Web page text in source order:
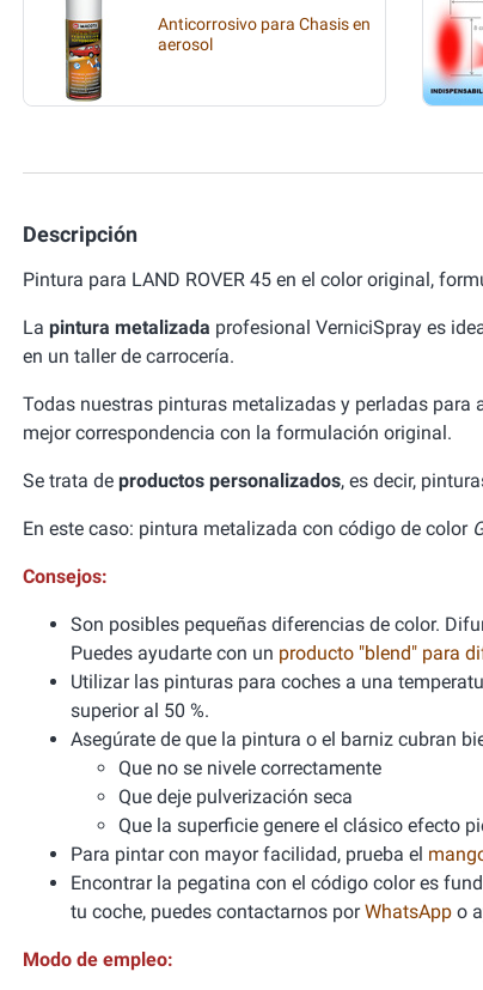
Anticorrosivo para Chasis en
aerosol
Descripción
Pintura para LAND ROVER 45 en el color original,
La pintura metalizada profesional VerniciSpray es
en un taller de carrocería.
Todas nuestras pinturas metalizadas y perladas para
mejor correspondencia con la formulación original.
Se trata de productos personalizados, es decir,
En este caso: pintura metalizada con código de color
Consejos:
Son posibles pequeñas diferencias de color.
Puedes ayudarte con un producto "blend" para
Utilizar las pinturas para coches a una
superior al 50 %.
Asegúrate de que la pintura o el barniz cubran
Que no se nivele correctamente
Que deje pulverización seca
Que la superficie genere el clásico efecto
Para pintar con mayor facilidad, prueba el
Encontrar la pegatina con el código color es
tu coche, puedes contactarnos porWhatsApp o
Modo de empleo: